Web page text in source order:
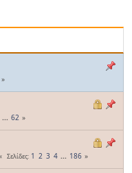
... 62
Σελίδες 1 2 3 4 ... 186